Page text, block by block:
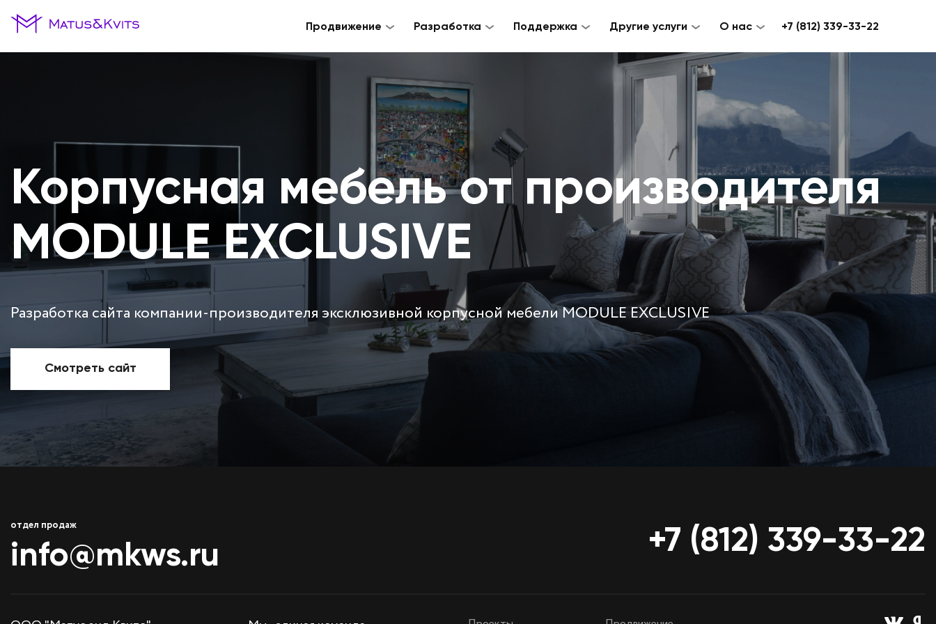
Продвижение Разработка Поддержка Другие услуги О нас +7 (812) 339-33-22
Корпусная мебель от производителя
MODULE EXCLUSIVE
Разработка сайта компании-производителя эксклюзивной корпусной мебели MODULE EXCLUSIVE
Смотреть сайт
отдел продаж
info@mkws.ru +7 (812) 339-33-22